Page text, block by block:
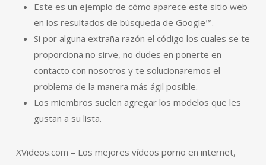
Este es un ejemplo de cómo aparece este sitio web
en los resultados de búsqueda de Google™.
Si por alguna extraña razón el código los cuales se te
proporciona no sirve, no dudes en ponerte en
contacto con nosotros y te solucionaremos el
problema de la manera más ágil posible.
Los miembros suelen agregar los modelos que les
gustan a su lista.
XVideos.com – Los mejores vídeos porno en internet,